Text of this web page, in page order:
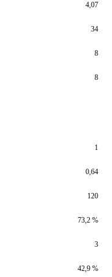
4,07
34
8
8
1
0,64
120
73,2 %
3
42,9 %